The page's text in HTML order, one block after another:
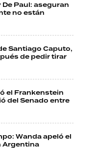
Paul: aseguran
no están
Santiago Caputo,
de pedir tirar
el Frankenstein
del Senado entre
Wanda apeló el
Argentina